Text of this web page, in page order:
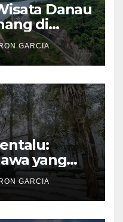
Danau
di
Kulon
GARCIA
yang
Kaliurang
GARCIA